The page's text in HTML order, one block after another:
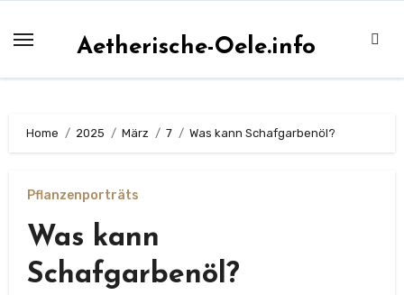
Inhalt
Aetherische-Oele.info
Home 2025 März 7 Was kann Schafgarbenöl?
Pflanzenporträts
Was kann
Schafgarbenöl?